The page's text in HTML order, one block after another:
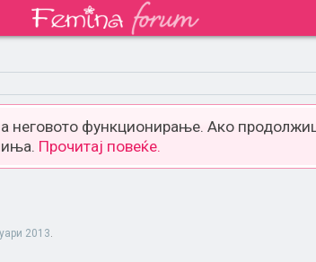
неговото функционирање. Ако
Прочитај повеќе.
2013.